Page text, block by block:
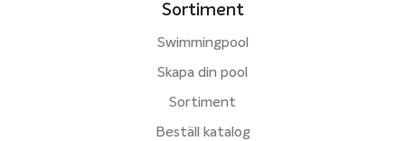
Sortiment
Swimmingpool
Skapa din pool
Sortiment
Beställ katalog